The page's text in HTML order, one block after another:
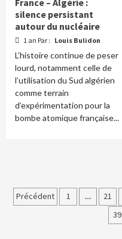
silence persistant
autour du nucléaire
1 an Par : Louis Bulidon
L’histoire continue de peser
lourd, notamment celle de
l’utilisation du Sud algérien
comme terrain
d’expérimentation pour la
bombe atomique française...
Précédent 1 … 21
39